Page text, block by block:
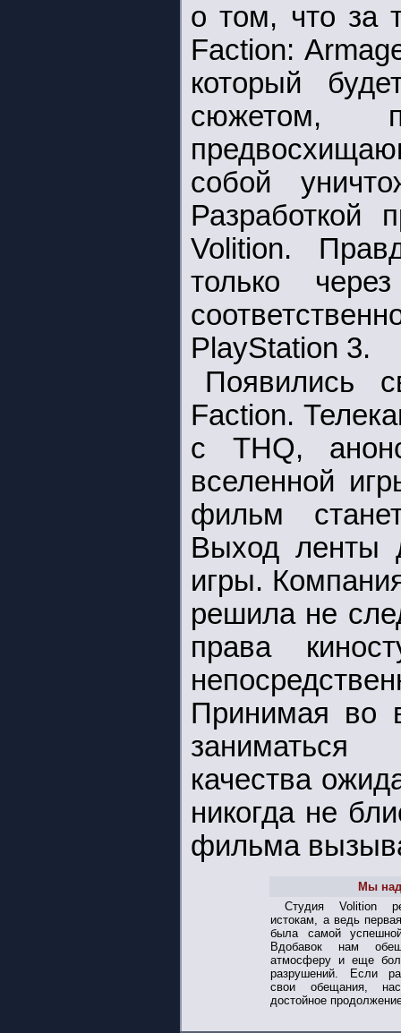
о том, что за
Faction:
который
сюжетом,
собой
Разработкой
Volition.
только
PlayStation 3.
Появились
Faction.
с THQ,
вселенной
фильм
Выход ленты
игры.
решила не
права
Принимая во
заниматься
качества
никогда не
фильма
Мы
Студия Volition
истокам, а ведь
была самой
Вдобавок нам
атмосферу и еще
разрушений. Если
свои обещания,
достойное